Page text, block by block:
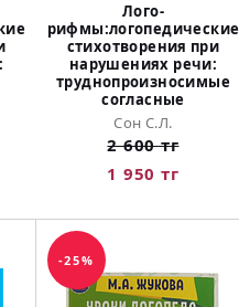
Лого-
рифмы:логопедические
стихотворения при
нарушениях речи:
труднопроизносимые
согласные
Сон С.Л.
2 600 тг
1 950 тг
-25%